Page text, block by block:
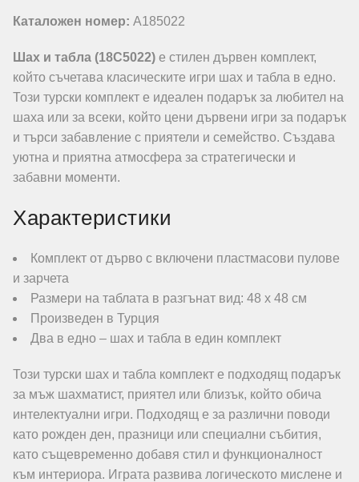
Каталожен номер: A185022
Шах и табла (18C5022) е стилен дървен комплект,
който съчетава класическите игри шах и табла в едно.
Този турски комплект е идеален подарък за любител на
шаха или за всеки, който цени дървени игри за подарък
и търси забавление с приятели и семейство. Създава
уютна и приятна атмосфера за стратегически и
забавни моменти.
Характеристики
Комплект от дърво с включени пластмасови пулове
и зарчета
Размери на таблата в разгънат вид: 48 х 48 см
Произведен в Турция
Два в едно – шах и табла в един комплект
Този турски шах и табла комплект е подходящ подарък
за мъж шахматист, приятел или близък, който обича
интелектуални игри. Подходящ е за различни поводи
като рожден ден, празници или специални събития,
като същевременно добавя стил и функционалност
към интериора. Играта развива логическото мислене и